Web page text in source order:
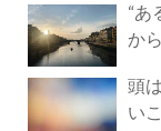
“あ
か
頭
い